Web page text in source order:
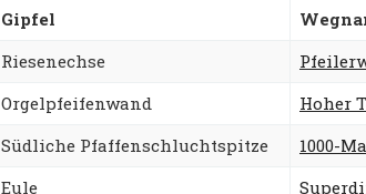
Gipfel
Riesenechse
Orgelpfeifenwand Hoher
Südliche Pfaffenschluchtspitze 1000-
Eule